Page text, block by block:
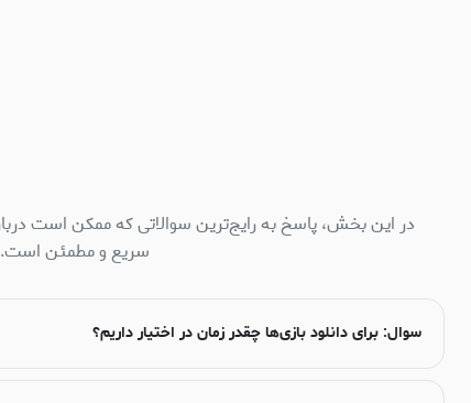
در این بخش، پاسخ به رایج‌ترین سوالاتی که ممکن است
سریع و مطمئن است.
سوال: برای دانلود بازی‌ها چقدر زمان در اختیار داریم؟